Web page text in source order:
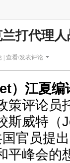
打代理
| 查看/发表评论
）江夏编
策评论员
斯威特（
官员提
平峰会的